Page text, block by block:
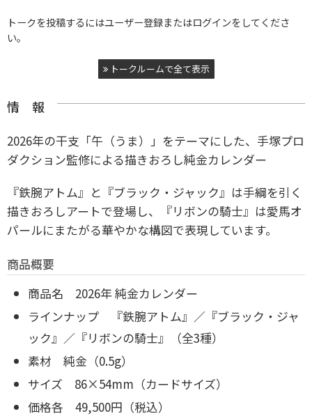
トークを投稿するにはユーザー登録またはログインをしてくださ
い。
トークルームで全て表示
情 報
2026年の干支「午（うま）」をテーマにした、手塚プロ
ダクション監修による描きおろし純金カレンダー
『鉄腕アトム』と『ブラック・ジャック』は手綱を引く
描きおろしアートで登場し、
『リボンの騎士』は愛馬オ
パールにまたがる華やかな構図で表現しています。
商品概要
商品名 2026年 純金カレンダー
ラインナップ 『鉄腕アトム』／『ブラック・ジャ
ック』／『リボンの騎士』（全3種）
素材 純金（0.5g）
サイズ 86×54mm（カードサイズ）
価格各 49,500円（税込）